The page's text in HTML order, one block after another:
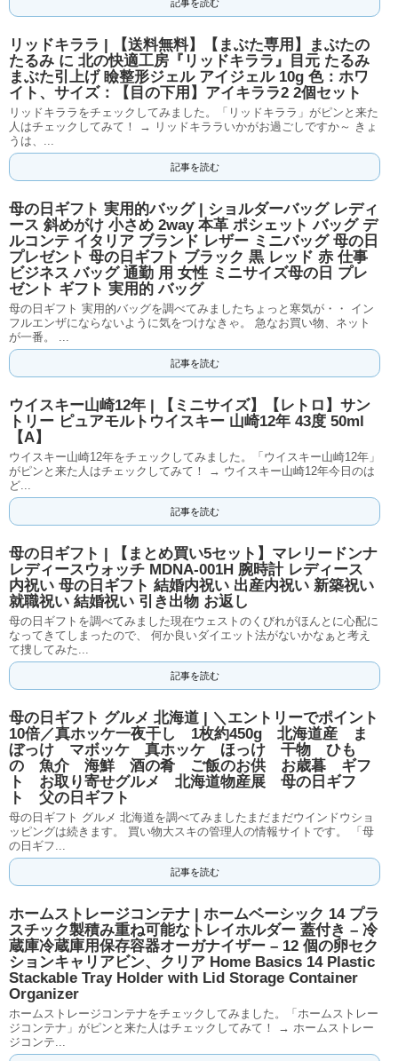
記事を読む
リッドキララ | 【送料無料】【まぶた専用】まぶたの
たるみ に 北の快適工房『リッドキララ』目元 たるみ
まぶた引上げ 瞼整形ジェル アイジェル 10g 色：ホワ
イト、サイズ：【目の下用】アイキララ2 2個セット
リッドキララをチェックしてみました。「リッドキララ」がピンと来た
人はチェックしてみて！ → リッドキララいかがお過ごしですか～ きょ
うは、...
記事を読む
母の日ギフト 実用的バッグ | ショルダーバッグ レディ
ース 斜めがけ 小さめ 2way 本革 ポシェット バッグ デ
ルコンテ イタリア ブランド レザー ミニバッグ 母の日
プレゼント 母の日ギフト ブラック 黒 レッド 赤 仕事
ビジネス バッグ 通勤 用 女性 ミニサイズ母の日 プレ
ゼント ギフト 実用的 バッグ
母の日ギフト 実用的バッグを調べてみましたちょっと寒気が・・ イン
フルエンザにならないように気をつけなきゃ。 急なお買い物、ネット
が一番。 ...
記事を読む
ウイスキー山崎12年 | 【ミニサイズ】【レトロ】サン
トリー ピュアモルトウイスキー 山崎12年 43度 50ml
【A】
ウイスキー山崎12年をチェックしてみました。「ウイスキー山崎12年」
がピンと来た人はチェックしてみて！ → ウイスキー山崎12年今日のは
ど...
記事を読む
母の日ギフト | 【まとめ買い5セット】マレリードンナ
レディースウォッチ MDNA-001H 腕時計 レディース
内祝い 母の日ギフト 結婚内祝い 出産内祝い 新築祝い
就職祝い 結婚祝い 引き出物 お返し
母の日ギフトを調べてみました現在ウェストのくびれがほんとに心配に
なってきてしまったので、 何か良いダイエット法がないかなぁと考え
て捜してみた...
記事を読む
母の日ギフト グルメ 北海道 | ＼エントリーでポイント
10倍／真ホッケ一夜干し 1枚約450g 北海道産 ま
ぼっけ マボッケ 真ホッケ ほっけ 干物 ひも
の 魚介 海鮮 酒の肴 ご飯のお供 お歳暮 ギフ
ト お取り寄せグルメ 北海道物産展 母の日ギフ
ト 父の日ギフト
母の日ギフト グルメ 北海道を調べてみましたまだまだウインドウショ
ッピングは続きます。 買い物大スキの管理人の情報サイトです。 「母
の日ギフ...
記事を読む
ホームストレージコンテナ | ホームベーシック 14 プラ
スチック製積み重ね可能なトレイホルダー 蓋付き – 冷
蔵庫冷蔵庫用保存容器オーガナイザー – 12 個の卵セク
ションキャリアビン、クリア Home Basics 14 Plastic
Stackable Tray Holder with Lid Storage Container
Organizer
ホームストレージコンテナをチェックしてみました。「ホームストレー
ジコンテナ」がピンと来た人はチェックしてみて！ → ホームストレー
ジコンテ...